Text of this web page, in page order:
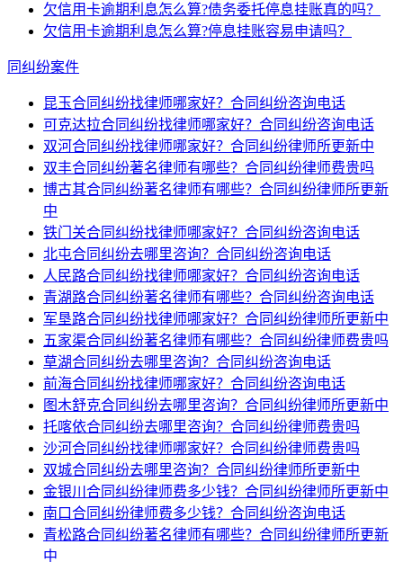
欠信用卡逾期利息怎么算?债务委托停息挂账真的吗？
欠信用卡逾期利息怎么算?停息挂账容易申请吗？
同纠纷案件
昆玉合同纠纷找律师哪家好？合同纠纷咨询电话
可克达拉合同纠纷找律师哪家好？合同纠纷咨询电话
双河合同纠纷找律师哪家好？合同纠纷律师所更新中
双丰合同纠纷著名律师有哪些？合同纠纷律师费贵吗
博古其合同纠纷著名律师有哪些？合同纠纷律师所更新
中
铁门关合同纠纷找律师哪家好？合同纠纷咨询电话
北屯合同纠纷去哪里咨询？合同纠纷咨询电话
人民路合同纠纷找律师哪家好？合同纠纷咨询电话
青湖路合同纠纷著名律师有哪些？合同纠纷咨询电话
军垦路合同纠纷找律师哪家好？合同纠纷律师所更新中
五家渠合同纠纷著名律师有哪些？合同纠纷律师费贵吗
草湖合同纠纷去哪里咨询？合同纠纷咨询电话
前海合同纠纷找律师哪家好？合同纠纷咨询电话
图木舒克合同纠纷去哪里咨询？合同纠纷律师所更新中
托喀依合同纠纷去哪里咨询？合同纠纷律师费贵吗
沙河合同纠纷找律师哪家好？合同纠纷律师费贵吗
双城合同纠纷去哪里咨询？合同纠纷律师所更新中
金银川合同纠纷律师费多少钱？合同纠纷律师所更新中
南口合同纠纷律师费多少钱？合同纠纷咨询电话
青松路合同纠纷著名律师有哪些？合同纠纷律师所更新
中